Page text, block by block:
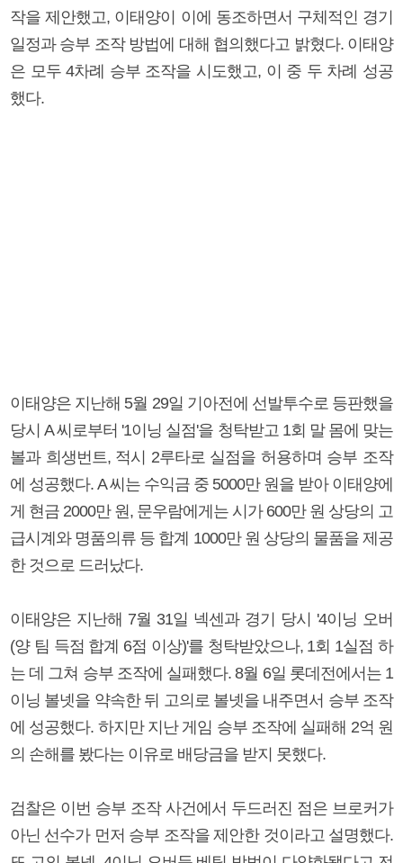
작을 제안했고, 이태양이 이에 동조하면서 구체적인 경기
일정과 승부 조작 방법에 대해 협의했다고 밝혔다. 이태양
은 모두 4차례 승부 조작을 시도했고, 이 중 두 차례 성공
했다.
이태양은 지난해 5월 29일 기아전에 선발투수로 등판했을
당시 A 씨로부터 '1이닝 실점'을 청탁받고 1회 말 몸에 맞는
볼과 희생번트, 적시 2루타로 실점을 허용하며 승부 조작
에 성공했다. A 씨는 수익금 중 5000만 원을 받아 이태양에
게 현금 2000만 원, 문우람에게는 시가 600만 원 상당의 고
급시계와 명품의류 등 합계 1000만 원 상당의 물품을 제공
한 것으로 드러났다.
이태양은 지난해 7월 31일 넥센과 경기 당시 '4이닝 오버
(양 팀 득점 합계 6점 이상)'를 청탁받았으나, 1회 1실점 하
는 데 그쳐 승부 조작에 실패했다. 8월 6일 롯데전에서는 1
이닝 볼넷을 약속한 뒤 고의로 볼넷을 내주면서 승부 조작
에 성공했다. 하지만 지난 게임 승부 조작에 실패해 2억 원
의 손해를 봤다는 이유로 배당금을 받지 못했다.
검찰은 이번 승부 조작 사건에서 두드러진 점은 브로커가
아닌 선수가 먼저 승부 조작을 제안한 것이라고 설명했다.